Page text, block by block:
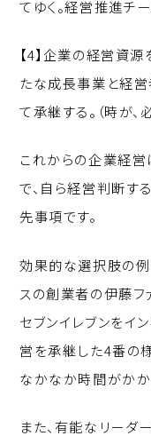
てゆく。経営推進チ
【4】企業の経営資
たな成長事業と経営
て承継する。（時が、
これからの企業経
で、自ら経営判断す
先事項です。
効果的な選択肢の例
スの創業者の伊藤フ
セブンイレブンをイ
営を承継した4番の
なかなか時間がかか
また、有能なリーダ